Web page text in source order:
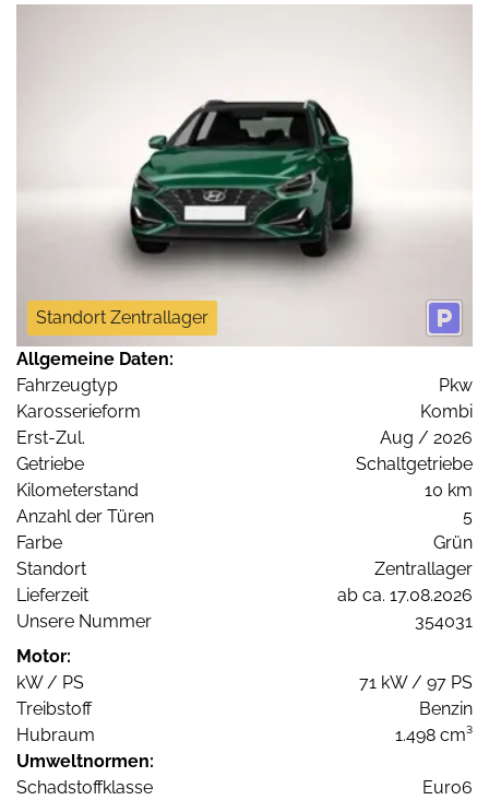
Standort Zentrallager
Allgemeine Daten:
Fahrzeugtyp
Pkw
Karosserieform
Kombi
Erst-Zul.
Aug / 2026
Getriebe
Schaltgetriebe
Kilometerstand
10 km
Anzahl der Türen
5
Farbe
Grün
Standort
Zentrallager
Lieferzeit
ab ca. 17.08.2026
Unsere Nummer
354031
Motor:
kW / PS
71 kW / 97 PS
Treibstoff
Benzin
Hubraum
1.498 cm³
Umweltnormen:
Schadstoffklasse
Euro6